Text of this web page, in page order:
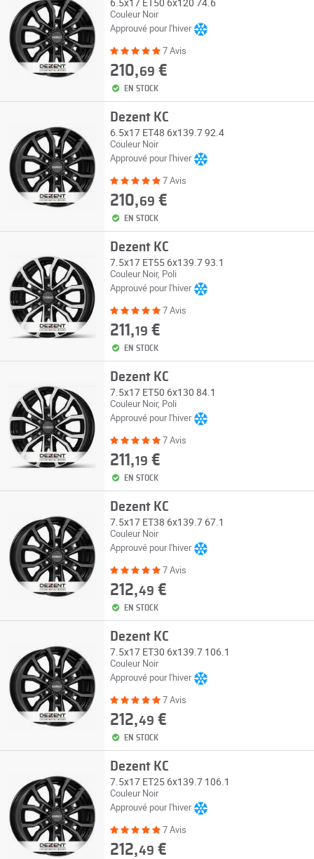
Couleur Noir
Approuvé pour l'hiver
7 Avis
210,69 €
EN STOCK
Dezent KC
6.5x17 ET48 6x139.7 92.4
Couleur Noir
Approuvé pour l'hiver
7 Avis
210,69 €
EN STOCK
Dezent KC
7.5x17 ET55 6x139.7 93.1
Couleur Noir, Poli
Approuvé pour l'hiver
7 Avis
211,19 €
EN STOCK
Dezent KC
7.5x17 ET50 6x130 84.1
Couleur Noir, Poli
Approuvé pour l'hiver
7 Avis
211,19 €
EN STOCK
Dezent KC
7.5x17 ET38 6x139.7 67.1
Couleur Noir
Approuvé pour l'hiver
7 Avis
212,49 €
EN STOCK
Dezent KC
7.5x17 ET30 6x139.7 106.1
Couleur Noir
Approuvé pour l'hiver
7 Avis
212,49 €
EN STOCK
Dezent KC
7.5x17 ET25 6x139.7 106.1
Couleur Noir
Approuvé pour l'hiver
7 Avis
212,49 €